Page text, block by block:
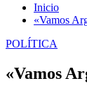
Inicio
«Vamos
POLÍTICA
«Vamos